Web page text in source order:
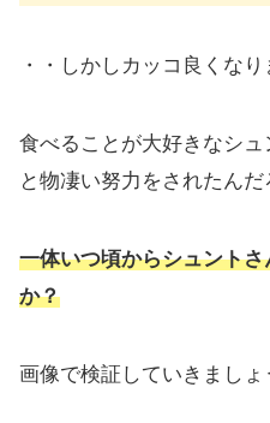
・・しかしカッコ良くなり
食べることが大好きなシ
と物凄い努力をされたんだ
一体いつ頃からシュント
か？
画像で検証していきましょ